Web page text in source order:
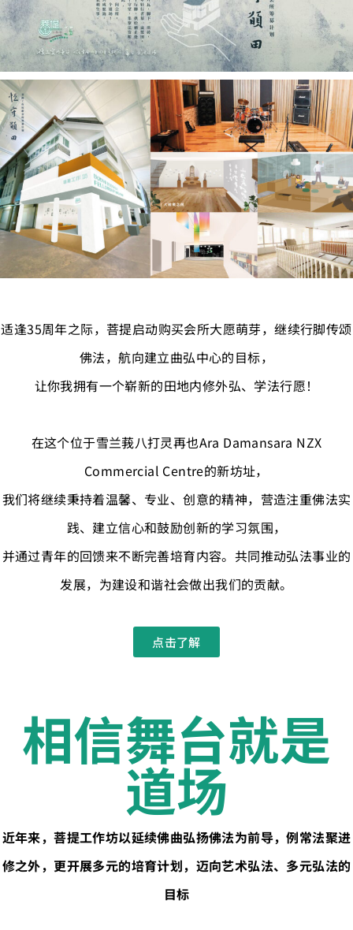
适逢35周年之际，菩提启动购买会所大愿萌芽，继续行脚传颂
佛法，航向建立曲弘中心的目标，
让你我拥有一个崭新的田地内修外弘、学法行愿！
在这个位于雪兰莪八打灵再也Ara Damansara NZX
Commercial Centre的新坊址，
我们将继续秉持着温馨、专业、创意的精神，营造注重佛法实
践、建立信心和鼓励创新的学习氛围，
并通过青年的回馈来不断完善培育内容。共同推动弘法事业的
发展，为建设和谐社会做出我们的贡献。
点击了解
相信舞台就是
道场
近年来，菩提工作坊以延续佛曲弘扬佛法为前导，例常法聚进
修之外，更开展多元的培育计划，迈向艺术弘法、多元弘法的
目标